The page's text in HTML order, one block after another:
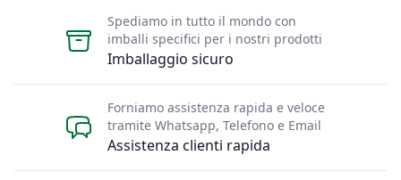
Imballaggio sicuro
Spediamo in tutto il mondo con
imballi specifici per i nostri prodotti
Assistenza clienti rapida
Forniamo assistenza rapida e veloce
tramite Whatsapp, Telefono e Email